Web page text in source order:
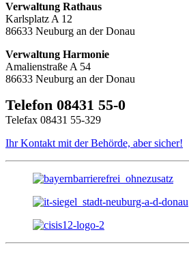
Verwaltung Rathaus
Karlsplatz A 12
86633 Neuburg an der Donau
Verwaltung Harmonie
Amalienstraße A 54
86633 Neuburg an der Donau
Telefon 08431 55-0
Telefax 08431 55-329
Ihr Kontakt mit der Behörde, aber sicher!